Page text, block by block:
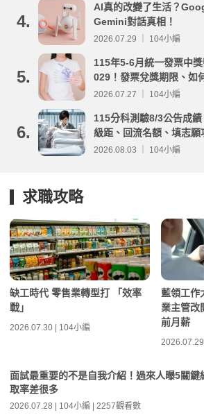
4.
AI真的改變了生活？
Gemini對話真相！
2026.07.29 ｜ 104小編
5.
115年5-6月統一發票中
029！發票兌獎期限、如
2026.07.27 ｜ 104小編
6.
115分科測驗8/3公告成
級距、回流名額、填志
分析
2026.08.03 ｜ 104小編
求職攻略
缺工時代 零售業轉型打 「效率
戰」
2026.07.30 | 104小編
藍領工作
業主管改
前月薪
面試最重要的不是自我介紹！過來人曝5關鍵
取率差很多
2026.07.28 | 104小編 | 2257觀看數